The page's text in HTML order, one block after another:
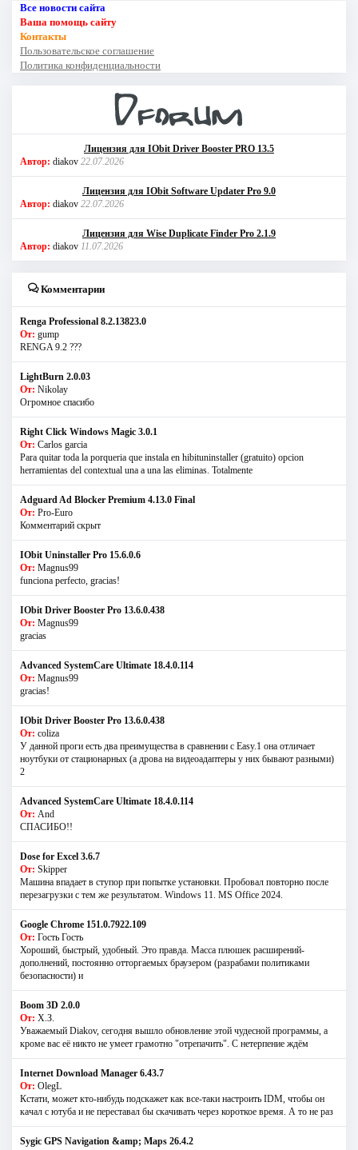
Все новости сайта
Ваша помощь сайту
Контакты
Пользовательское соглашение
Политика конфиденциальности
Лицензия для IObit Driver Booster PRO 13.5
Автор: diakov 22.07.2026
Лицензия для IObit Software Updater Pro 9.0
Автор: diakov 22.07.2026
Лицензия для Wise Duplicate Finder Pro 2.1.9
Автор: diakov 11.07.2026
Комментарии
Renga Professional 8.2.13823.0
От: gump
RENGA 9.2 ???
LightBurn 2.0.03
От: Nikolay
Огромное спасибо
Right Click Windows Magic 3.0.1
От: Carlos garcia
Para quitar toda la porqueria que instala en hibituninstaller (gratuito) opcion
herramientas del contextual una a una las eliminas. Totalmente
Adguard Ad Blocker Premium 4.13.0 Final
От: Pro-Euro
Комментарий скрыт
IObit Uninstaller Pro 15.6.0.6
От: Magnus99
funciona perfecto, gracias!
IObit Driver Booster Pro 13.6.0.438
От: Magnus99
gracias
Advanced SystemCare Ultimate 18.4.0.114
От: Magnus99
gracias!
IObit Driver Booster Pro 13.6.0.438
От: coliza
У данной проги есть два преимущества в сравнении с Easy.1 она отличает
ноутбуки от стационарных (а дрова на видеоадаптеры у них бывают разными)
2
Advanced SystemCare Ultimate 18.4.0.114
От: And
СПАСИБО!!
Dose for Excel 3.6.7
От: Skipper
Машина впадает в ступор при попытке установки. Пробовал повторно после
перезагрузки с тем же результатом. Windows 11. MS Offiсe 2024.
Google Chrome 151.0.7922.109
От: Гость Гость
Хороший, быстрый, удобный. Это правда. Масса плюшек расширений-
дополнений, постоянно отторгаемых браузером (разрабами политиками
безопасности) и
Boom 3D 2.0.0
От: Х.З.
Уважаемый Diakov, сегодня вышло обновление этой чудесной программы, а
кроме вас её никто не умеет грамотно "отрепачить". С нетерпение ждём
Internet Download Manager 6.43.7
От: OlegL
Кстати, может кто-нибудь подскажет как все-таки настроить IDM, чтобы он
качал с ютуба и не переставал бы скачивать через короткое время. А то не раз
Sygic GPS Navigation &amp; Maps 26.4.2